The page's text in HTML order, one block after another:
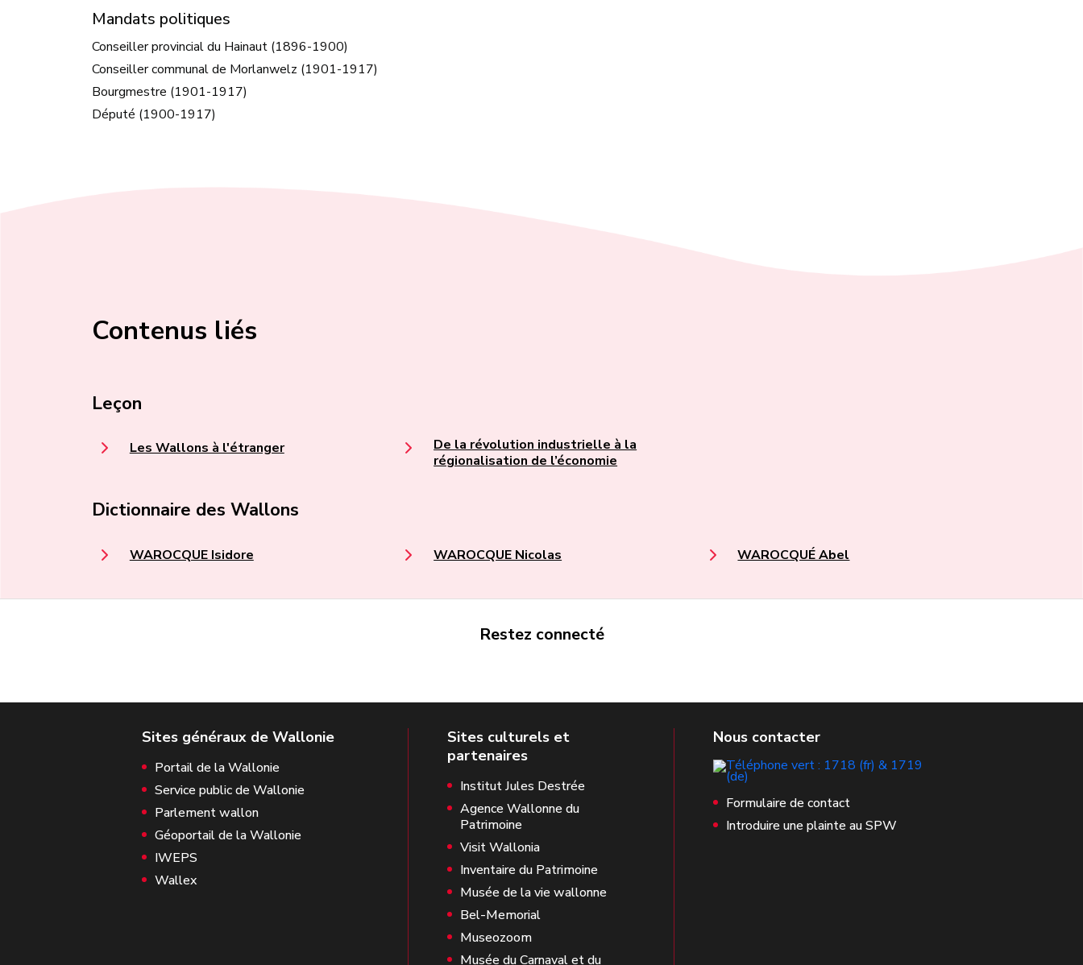
Mandats politiques
Conseiller provincial du Hainaut (1896-1900)
Conseiller communal de Morlanwelz (1901-1917)
Bourgmestre (1901-1917)
Député (1900-1917)
Contenus liés
Leçon
Les Wallons à l'étranger
De la révolution industrielle à la
régionalisation de l’économie
Dictionnaire des Wallons
WAROCQUE Isidore WAROCQUE Nicolas WAROCQUÉ Abel
Restez connecté
Portail de la Wallonie
Service public de Wallonie
Parlement wallon
Géoportail de la Wallonie
IWEPS
Wallex
Institut Jules Destrée
Agence Wallonne du
Patrimoine
Visit Wallonia
Inventaire du Patrimoine
Musée de la vie wallonne
Bel-Memorial
Museozoom
Musée du Carnaval et du
Formulaire de contact
Introduire une plainte au SPW